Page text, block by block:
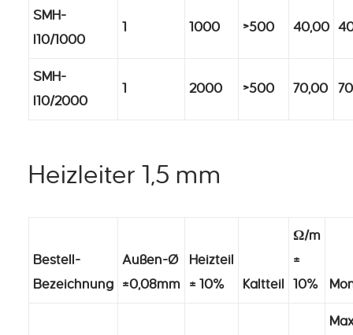
SMH-
I10/1000
1 1000 >500 40,00
SMH-
I10/2000
1 2000 >500 70,00
Heizleiter 1,5 mm
Bestell-
Bezeichnung
Außen-Ø
±0,08mm
Heizteil
± 10%
Kaltteil
Ω/m
±
10%